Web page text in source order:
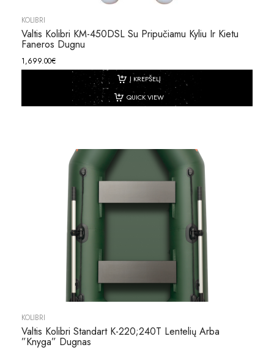
KOLIBRI
Valtis Kolibri KM-450DSL Su Pripučiamu Kyliu Ir Kietu
Faneros Dugnu
1,699.00€
Į KREPŠELĮ
QUICK VIEW
KOLIBRI
Valtis Kolibri Standart K-220;240T Lentelių Arba
”knyga” Dugnas